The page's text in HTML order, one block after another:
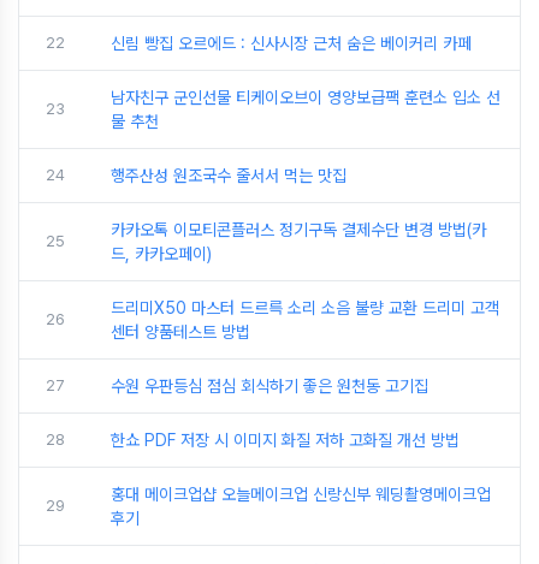
22 신림 빵집 오르에드 : 신사시장 근처 숨은 베이커리 카페
23
남자친구 군인선물 티케이오브이 영양보급팩 훈련소 입소 선
물 추천
24 행주산성 원조국수 줄서서 먹는 맛집
25
카카오톡 이모티콘플러스 정기구독 결제수단 변경 방법(카
드, 카카오페이)
26
드리미X50 마스터 드르륵 소리 소음 불량 교환 드리미 고객
센터 양품테스트 방법
27 수원 우판등심 점심 회식하기 좋은 원천동 고기집
28 한쇼 PDF 저장 시 이미지 화질 저하 고화질 개선 방법
29
홍대 메이크업샵 오늘메이크업 신랑신부 웨딩촬영메이크업
후기